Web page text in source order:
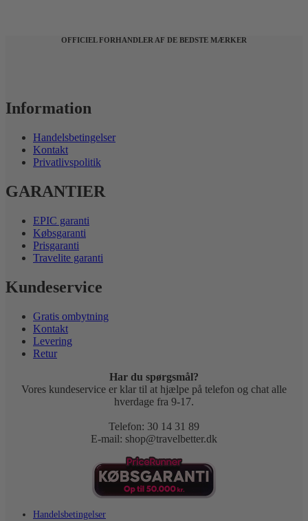
OFFICIEL FORHANDLER AF DE BEDSTE MÆRKER
Information
Handelsbetingelser
Kontakt
Privatlivspolitik
GARANTIER
EPIC garanti
Købsgaranti
Prisgaranti
Travelite garanti
Kundeservice
Gratis ombytning
Kontakt
Levering
Retur
Har du spørgsmål?
Vores kundeservice er klar til at hjælpe på telefon og chat alle
hverdage fra 9-17.
Telefon: 30 14 31 89
E-mail: shop@travelbetter.dk
Handelsbetingelser